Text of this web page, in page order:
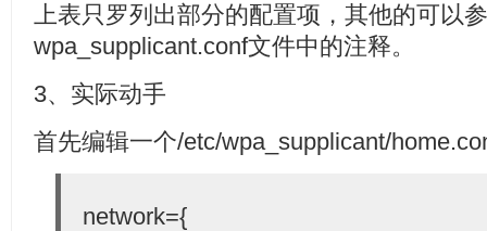
上表只罗列出部分的配置项，其他的可以
wpa_supplicant.conf文件中的注释。
3、实际动手
首先编辑一个/etc/wpa_supplicant/
network={